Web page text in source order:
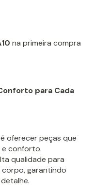
na primeira compra
para Cada
oferecer peças que
e conforto.
qualidade para
garantindo